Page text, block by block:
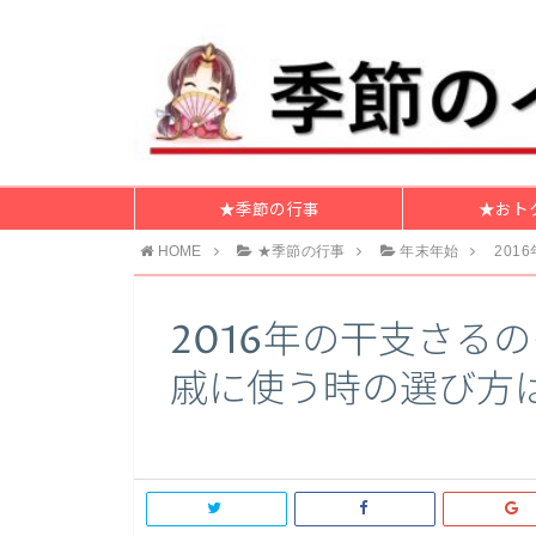
★季節の行事 ★おト
HOME ★季節の行事 年末年始 2016
2016年の干支さる
戚に使う時の選び方